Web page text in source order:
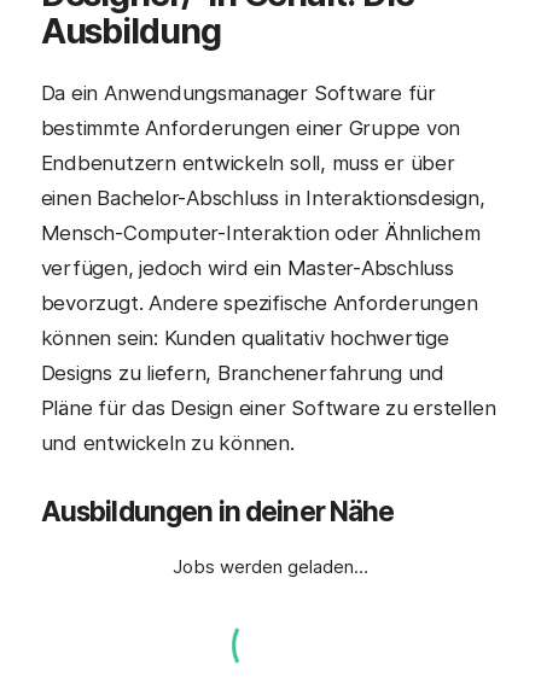
Ausbildung
Da ein Anwendungsmanager Software für
bestimmte Anforderungen einer Gruppe von
Endbenutzern entwickeln soll, muss er über
einen Bachelor-Abschluss in Interaktionsdesign,
Mensch-Computer-Interaktion oder Ähnlichem
verfügen, jedoch wird ein Master-Abschluss
bevorzugt. Andere spezifische Anforderungen
können sein: Kunden qualitativ hochwertige
Designs zu liefern, Branchenerfahrung und
Pläne für das Design einer Software zu erstellen
und entwickeln zu können.
Ausbildungen in deiner Nähe
Jobs werden geladen…